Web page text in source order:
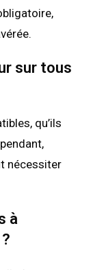
sur tous
qu’ils
nécessiter
à